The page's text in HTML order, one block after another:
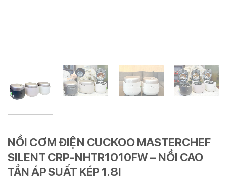
NỒI CƠM ĐIỆN CUCKOO MASTERCHEF
SILENT CRP-NHTR1010FW – NỒI CAO
TẦN ÁP SUẤT KÉP 1.8l